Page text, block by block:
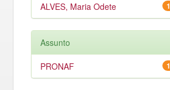
1
ALVES, Maria Odete
Assunto
1
PRONAF